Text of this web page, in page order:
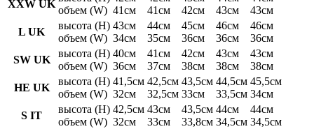
XXW UK
объем (W) 41см
41см
42см
43см
43см
L UK
высота (H)
объем (W)
43см
34см
44см
35см
45см
36см
46см
36см
46см
36см
SW UK
высота (H)
объем (W)
40см
36см
41см
37см
42см
38см
43см
38см
43см
38см
HE UK
высота (H)
объем (W)
41,5см
32см
42,5см
32,5см
43,5см
33см
44,5см
33,5см
45,5см
34см
S IT
высота (H)
объем (W)
42,5см
32см
43см
33см
43,5см
33,8см
44см
34,5см
44см
34,5см